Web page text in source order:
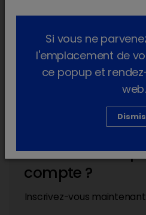
Mot de passe oublié ?
account_boxVous n'avez
compte ?
Inscrivez-vous
Si vous ne
l'emplacement de
ce popup et
web.